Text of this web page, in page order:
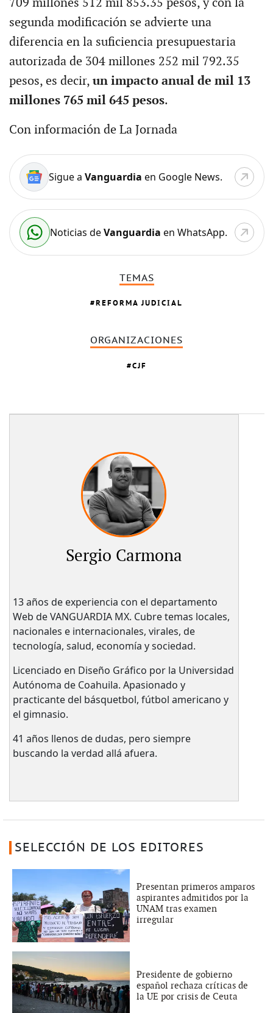
709 millones 512 mil 853.35 pesos, y con la
segunda modificación se advierte una
diferencia en la suficiencia presupuestaria
autorizada de 304 millones 252 mil 792.35
pesos, es decir, un impacto anual de mil 13
millones 765 mil 645 pesos.
Con información de La Jornada
Sigue a Vanguardia en Google News.
Noticias deVanguardia en WhatsApp.
TEMAS
REFORMA JUDICIAL
ORGANIZACIONES
CJF
Sergio Carmona
13 años de experiencia con el departamento
Web de VANGUARDIA MX. Cubre temas locales,
nacionales e internacionales, virales, de
tecnología, salud, economía y sociedad.
Licenciado en Diseño Gráfico por la Universidad
Autónoma de Coahuila. Apasionado y
practicante del básquetbol, fútbol americano y
el gimnasio.
41 años llenos de dudas, pero siempre
buscando la verdad allá afuera.
SELECCIÓN DE LOS EDITORES
Presentan primeros amparos
aspirantes admitidos por la
UNAM tras examen
irregular
Presidente de gobierno
español rechaza críticas de
la UE por crisis de Ceuta